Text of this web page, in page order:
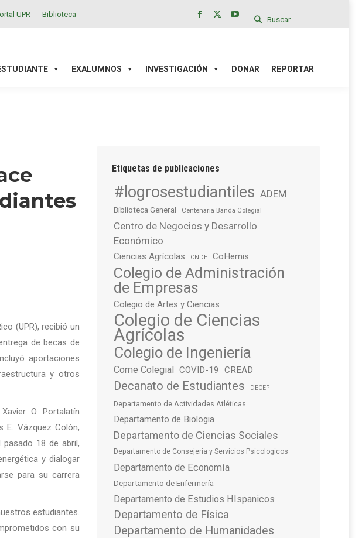
UPR Biblioteca
in
in
YouTube
in
Buscar
EXALUMNOS INVESTIGACIÓN DONAR REPORTAR
(UPR), recibió un
de becas de
aportaciones
y otros
O. Portalatín
E. Vázquez Colón,
18 de abril,
y dialogar
para su carrera
estudiantes.
con su
Etiquetas de publicaciones
#logrosestudiantiles ADEM
Biblioteca General Centenaria Banda Colegial
Centro de Negocios y Desarrollo
Económico
Ciencias Agrícolas CNDE CoHemis
Colegio de Administración
de Empresas
Colegio de Artes y Ciencias
Colegio de Ciencias
Agrícolas
Colegio de Ingeniería
Come Colegial COVID-19 CREAD
Decanato de Estudiantes DECEP
Departamento de Actividades Atléticas
Departamento de Biologia
Departamento de Ciencias Sociales
Departamento de Consejeria y Servicios Psicologicos
Departamento de Economía
Departamento de Enfermería
Departamento de Estudios HIspanicos
Departamento de Física
Departamento de Humanidades